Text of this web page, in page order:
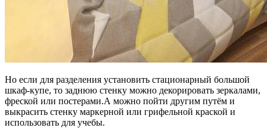
Но если для разделения установить стационарный большой
шкаф-купе, то заднюю стенку можно декорировать зеркалами,
фреской или постерами.А можно пойти другим путём и
выкрасить стенку маркерной или грифельной краской и
использовать для учебы.